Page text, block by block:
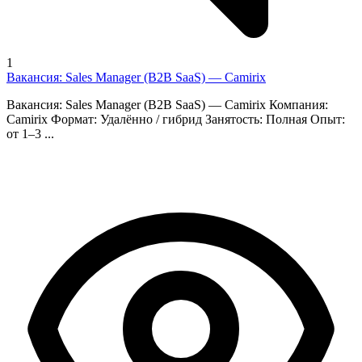
1
Вакансия: Sales Manager (B2B SaaS) — Camirix
Вакансия: Sales Manager (B2B SaaS) — Camirix Компания:
Camirix Формат: Удалённо / гибрид Занятость: Полная Опыт:
от 1–3 ...